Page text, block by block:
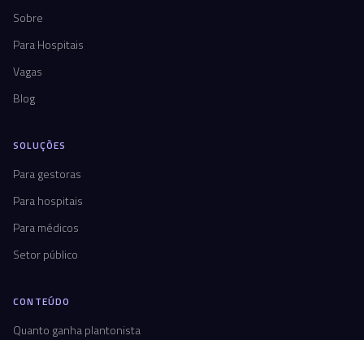
Sobre
Para Hospitais
Vagas
Blog
SOLUÇÕES
Para gestoras
Para hospitais
Para médicos
Setor público
CONTEÚDO
Quanto ganha plantonista